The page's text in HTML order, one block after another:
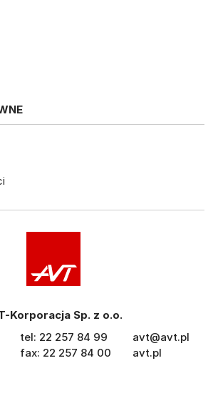
Korporacja Sp. z o.o.
tel: 22 257 84 99
fax: 22 257 84 00
avt@avt.pl
avt.pl